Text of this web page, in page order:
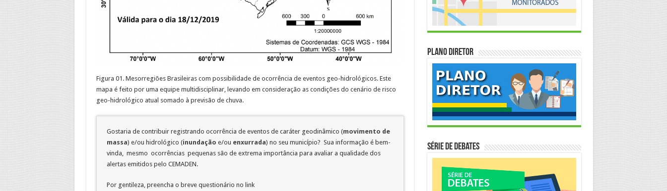
Figura 01. Mesorregiões Brasileiras com possibilidade de ocorrência de eventos geo-hidrológicos. Este
mapa é feito por uma equipe multidisciplinar, levando em consideração as condições do cenário de risco
geo-hidrológico atual somado à previsão de chuva.
Gostaria de contribuir registrando ocorrência de eventos de caráter geodinâmico (movimento de
massa) e/ou hidrológico (inundação e/ou enxurrada) no seu município? Sua informação é bem-
vinda, mesmo ocorrências pequenas são de extrema importância para avaliar a qualidade dos
alertas emitidos pelo CEMADEN.
Por gentileza, preencha o breve questionário no link
Plano Diretor
Série de Debates